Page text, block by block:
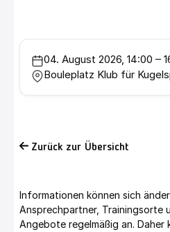
04. August 2026, 14:00 –
Bouleplatz Klub für
Zurück zur Übersicht
Informationen können sich
Ansprechpartner, Trainingsorte
Angebote regelmäßig an. Daher